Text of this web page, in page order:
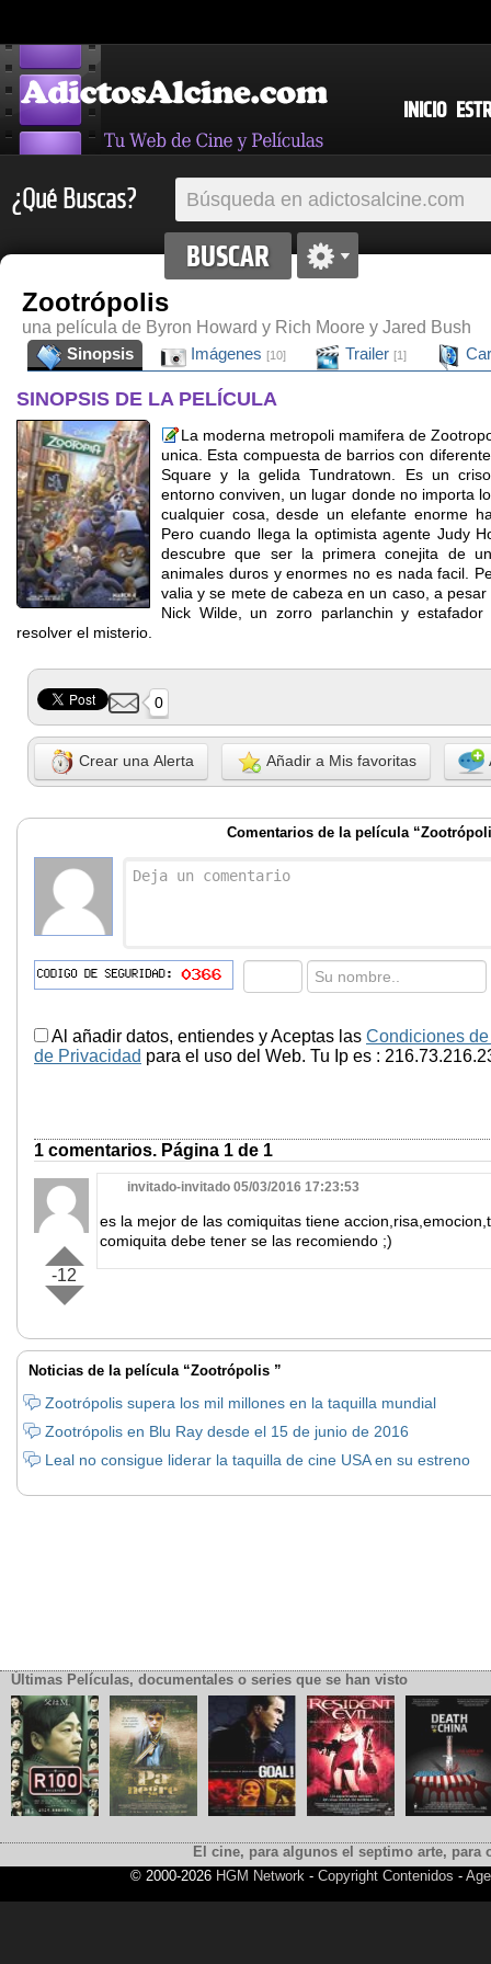
INICIO
¿Qué Buscas?
Zootrópolis
una película de Byron Howard y Rich Moore y Jared Bush
Sinopsis
Imágenes [10] Trailer [1]
SINOPSIS DE LA PELÍCULA
La moderna metropoli mamifera de
unica. Esta compuesta de barrios con
Square y la gelida Tundratown. Es un
entorno conviven, un lugar donde no importa
cualquier cosa, desde un elefante enorme
Pero cuando llega la optimista agente Judy
descubre que ser la primera conejita de
animales duros y enormes no es nada facil.
valia y se mete de cabeza en un caso, a
Nick Wilde, un zorro parlanchin y
resolver el misterio.
0
Crear una Alerta Añadir a Mis favoritas
Comentarios de la película
Al añadir datos, entiendes y Aceptas las Condiciones
de Privacidad para el uso del Web. Tu Ip es :
1 comentarios. Página 1 de 1
-12
invitado-invitado 05/03/2016 17:23:53
es la mejor de las comiquitas tiene
comiquita debe tener se las recomiendo ;)
Noticias de la película “Zootrópolis ”
Zootrópolis supera los mil millones en la taquilla mundial
Zootrópolis en Blu Ray desde el 15 de junio de 2016
Leal no consigue liderar la taquilla de cine USA en su estreno
Últimas Películas, documentales o series que se han visto
El cine, para algunos el septimo arte,
© 2000-2026 HGM Network- Copyright Contenidos -